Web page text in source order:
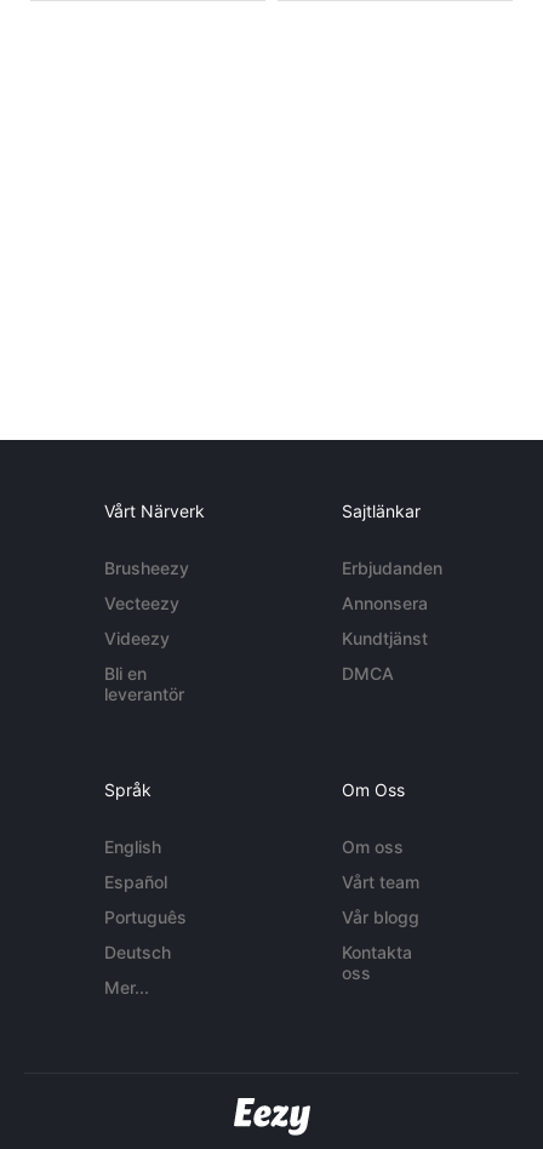
Vårt Närverk
Brusheezy
Vecteezy
Videezy
Bli en
leverantör
Sajtlänkar
Erbjudanden
Annonsera
Kundtjänst
DMCA
Språk
English
Español
Português
Deutsch
Mer...
Om Oss
Om oss
Vårt team
Vår blogg
Kontakta
oss